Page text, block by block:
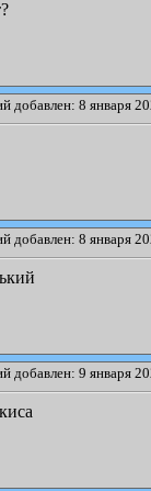
добавлен: 8 января
добавлен: 8 января
добавлен: 9 января